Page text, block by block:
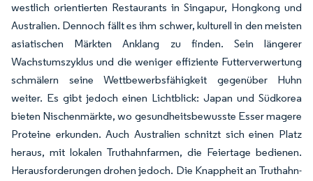
westlich orientierten Restaurants in Singapur, Hongkong und
Australien. Dennoch fällt es ihm schwer, kulturell in den meisten
asiatischen Märkten Anklang zu finden. Sein längerer
Wachstumszyklus und die weniger effiziente Futterverwertung
schmälern seine Wettbewerbsfähigkeit gegenüber Huhn
weiter. Es gibt jedoch einen Lichtblick: Japan und Südkorea
bieten Nischenmärkte, wo gesundheitsbewusste Esser magere
Proteine erkunden. Auch Australien schnitzt sich einen Platz
heraus, mit lokalen Truthahnfarmen, die Feiertage bedienen.
Herausforderungen drohen jedoch. Die Knappheit an Truthahn-